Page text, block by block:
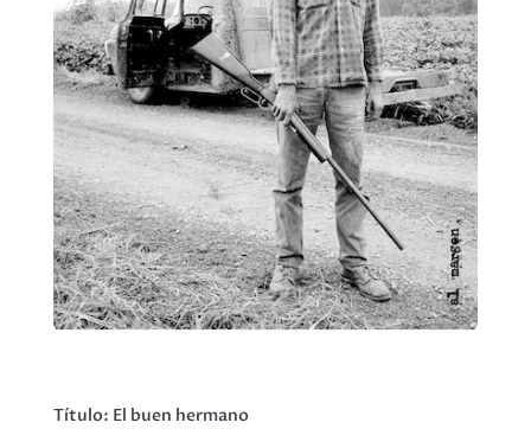
Título: El buen hermano